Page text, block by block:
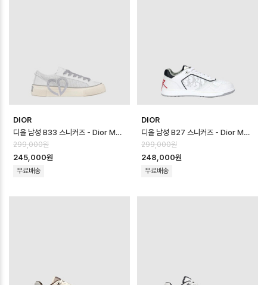
DIOR
디올 남성 B33 스니커즈 - Dior Mens B33 Sneaker - dis14615x
299,000원
245,000원
무료배송
DIOR
디올 남성 B27 스니커즈 - Dior Mens B27 Sneaker - dis14614x
299,000원
248,000원
무료배송